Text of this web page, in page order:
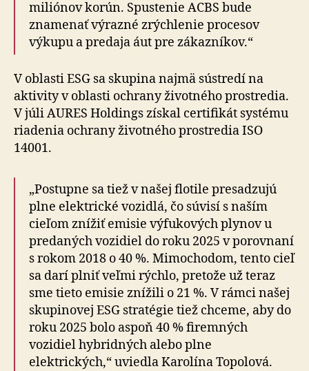
miliónov korún. Spustenie ACBS bude
znamenať výrazné zrýchlenie procesov
výkupu a predaja áut pre zákazníkov.“
V oblasti ESG sa skupina najmä sústredí na
aktivity v oblasti ochrany životného prostredia.
V júli AURES Holdings získal certifikát systému
riadenia ochrany životného prostredia ISO
14001.
„Postupne sa tiež v našej flotile presadzujú
plne elektrické vozidlá, čo súvisí s naším
cieľom znížiť emisie výfukových plynov u
predaných vozidiel do roku 2025 v porovnaní
s rokom 2018 o 40 %. Mimochodom, tento cieľ
sa darí plniť veľmi rýchlo, pretože už teraz
sme tieto emisie znížili o 21 %. V rámci našej
skupinovej ESG stratégie tiež chceme, aby do
roku 2025 bolo aspoň 40 % firemných
vozidiel hybridných alebo plne
elektrických,“ uviedla Karolína Topolová.